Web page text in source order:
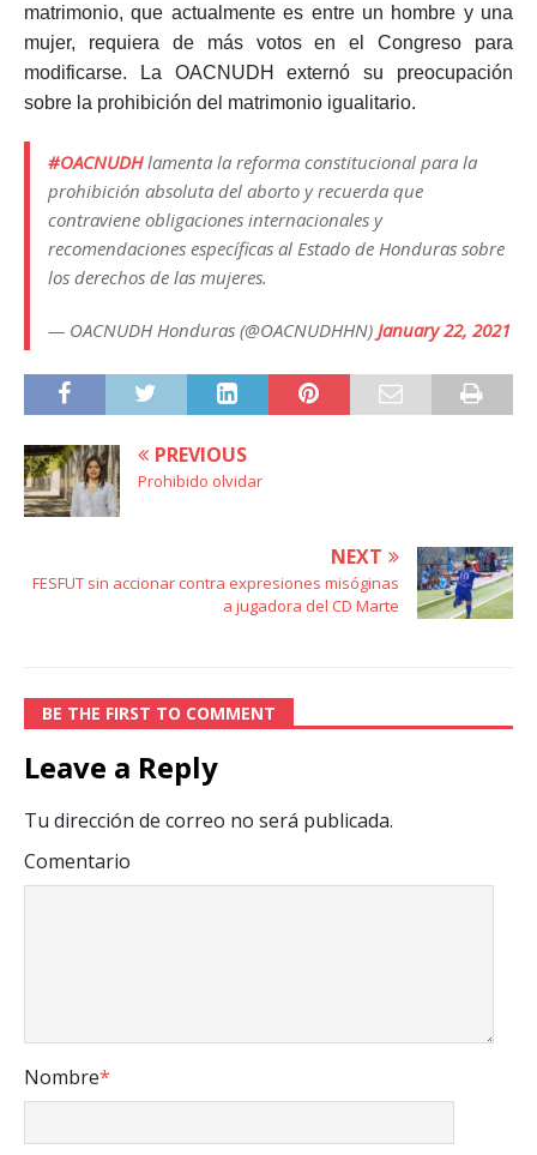
matrimonio, que actualmente es entre un hombre y una
mujer, requiera de más votos en el Congreso para
modificarse.
La OACNUDH
externó su preocupación
sobre la prohibición del matrimonio igualitario.
#OACNUDHlamenta la reforma constitucional para la
prohibición absoluta del aborto y recuerda que
contraviene obligaciones internacionales y
recomendaciones específicas al Estado de Honduras sobre
los derechos de las mujeres.
— OACNUDH Honduras (@OACNUDHHN) January 22, 2021
PREVIOUS
Prohibido olvidar
NEXT
FESFUT sin accionar contra expresiones misóginas
a jugadora del CD Marte
BE THE FIRST TO COMMENT
Leave a Reply
Tu dirección de correo no será publicada.
Comentario
Nombre*